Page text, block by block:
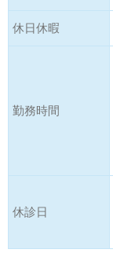
休日休暇
勤務時間
休診日